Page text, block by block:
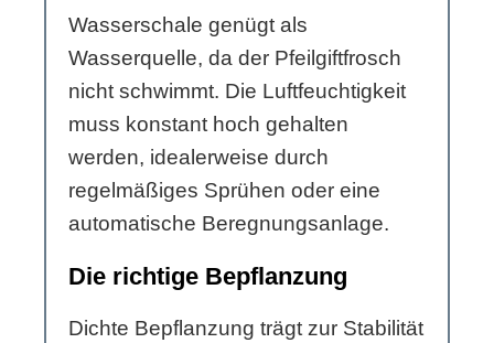
Wasserschale genügt als
Wasserquelle, da der Pfeilgiftfrosch
nicht schwimmt. Die Luftfeuchtigkeit
muss konstant hoch gehalten
werden, idealerweise durch
regelmäßiges Sprühen oder eine
automatische Beregnungsanlage.
Die richtige Bepflanzung
Dichte Bepflanzung trägt zur Stabilität